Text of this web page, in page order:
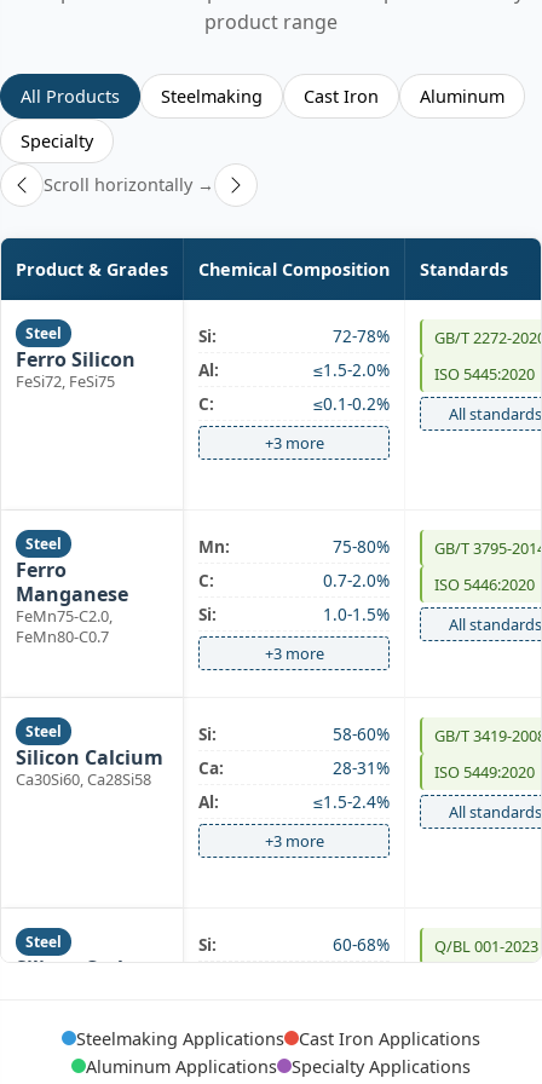
product range
All Products Steelmaking Cast Iron
Aluminum
Specialty
Scroll horizontally →
Product & Grades Chemical Composition Standards
Steel
Ferro Silicon
FeSi72, FeSi75
Si:
72-78%
Al:
≤1.5-2.0%
C:
≤0.1-0.2%
+3 more
GB/T 2272-
ISO 5445:2020
All standards
Steel
Ferro
Manganese
FeMn75-C2.0,
FeMn80-C0.7
Mn:
75-80%
C:
0.7-2.0%
Si:
1.0-1.5%
+3 more
GB/T 3795-
ISO 5446:2020
All standards
Steel
Silicon Calcium
Ca30Si60, Ca28Si58
Si:
58-60%
Ca:
28-31%
Al:
≤1.5-2.4%
+3 more
GB/T 3419-
ISO 5449:2020
All standards
Steel
Silicon Carbon
Si:
60-68%
+3 more
Q/BL 001-2023
Steelmaking Applications
Cast Iron Applications
Aluminum Applications
Specialty Applications